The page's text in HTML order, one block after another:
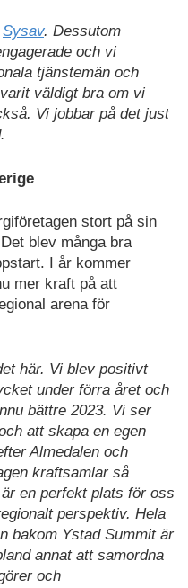
Sysav. Dessutom
och vi
tjänstemän och
väldigt bra om vi
Vi jobbar på det just
stort på sin
blev många bra
I år kommer
mer kraft på att
arena för
här. Vi blev positivt
under förra året och
bättre 2023. Vi ser
att skapa en egen
Almedalen och
kraftsamlar så
en perfekt plats för oss
perspektiv. Hela
bakom Ystad Summit är
annat att samordna
och